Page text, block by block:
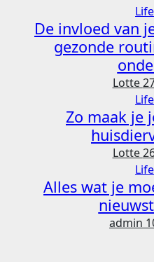
De invloed van
gezonde
Lotte
Zo maak je
Lotte
Alles wat je
admin